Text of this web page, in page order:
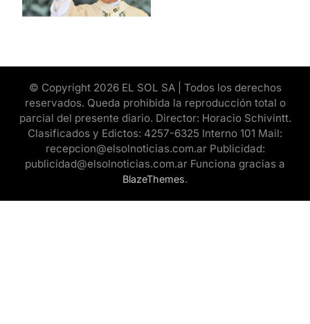
© Copyright 2026 EL SOL SA | Todos los derechos
reservados. Queda prohibida la reproducción total o
parcial del presente diario. Director: Horacio Schivintt.
Clasificados y Edictos: 4257-6325 Interno 101 Mail:
recepcion@elsolnoticias.com.ar Publicidad:
publicidad@elsolnoticias.com.ar Funciona gracias a
BlazeThemes.